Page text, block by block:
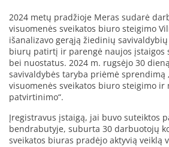
2024 metų pradžioje Meras sudarė
visuomenės sveikatos biuro steigimo
išanalizavo gerąją žiedinių
biurų patirtį ir parengė naujos įstaigos
bei nuostatus. 2024 m. rugsėjo 30
savivaldybės taryba priėmė sprendimą
visuomenės sveikatos biuro steigimo ir
patvirtinimo“.
Įregistravus įstaigą, jai buvo suteiktos
bendrabutyje, suburta 30 darbuotojų
sveikatos biuras pradėjo aktyvią veiklą